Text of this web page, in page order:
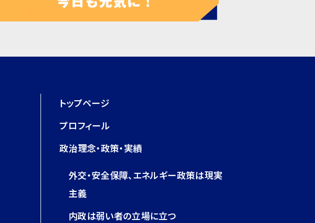
トップページ
プロフィール
政治理念・政策・実績
外交・安全保障、エネルギー政策は現実
主義
内政は弱い者の立場に立つ